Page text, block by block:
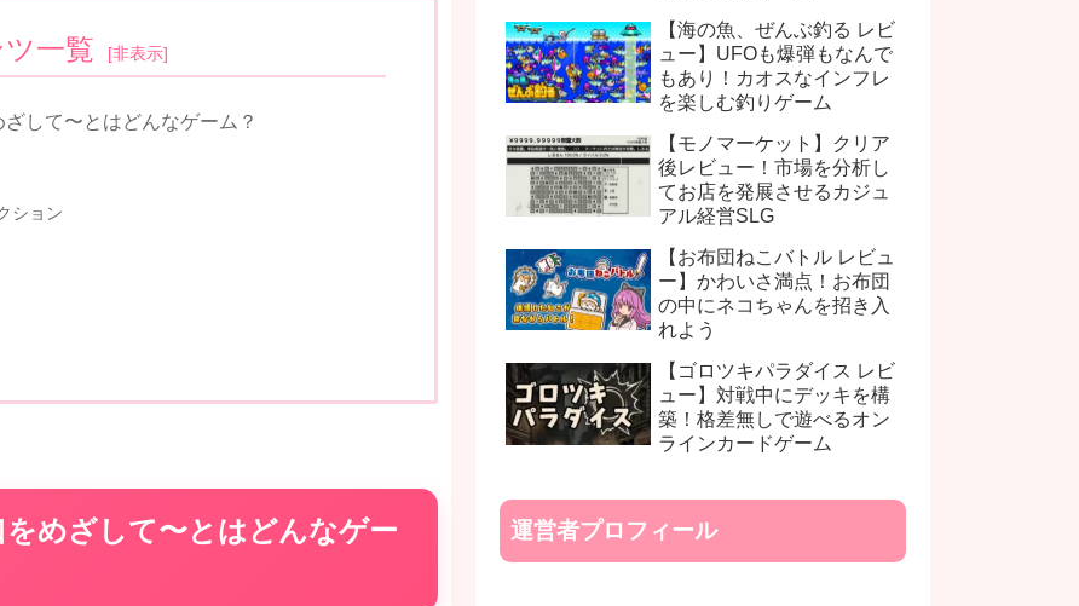
一覧 [非表示]
して〜とはどんなゲーム？
ション
めざして〜とはどんなゲー
【海の魚、ぜんぶ釣る レビ
ュー】UFOも爆弾もなんで
もあり！カオスなインフレ
を楽しむ釣りゲーム
【モノマーケット】クリア
後レビュー！市場を分析し
てお店を発展させるカジュ
アル経営SLG
【お布団ねこバトル レビュ
ー】かわいさ満点！お布団
の中にネコちゃんを招き入
れよう
【ゴロツキパラダイス レビ
ュー】対戦中にデッキを構
築！格差無しで遊べるオン
ラインカードゲーム
運営者プロフィール